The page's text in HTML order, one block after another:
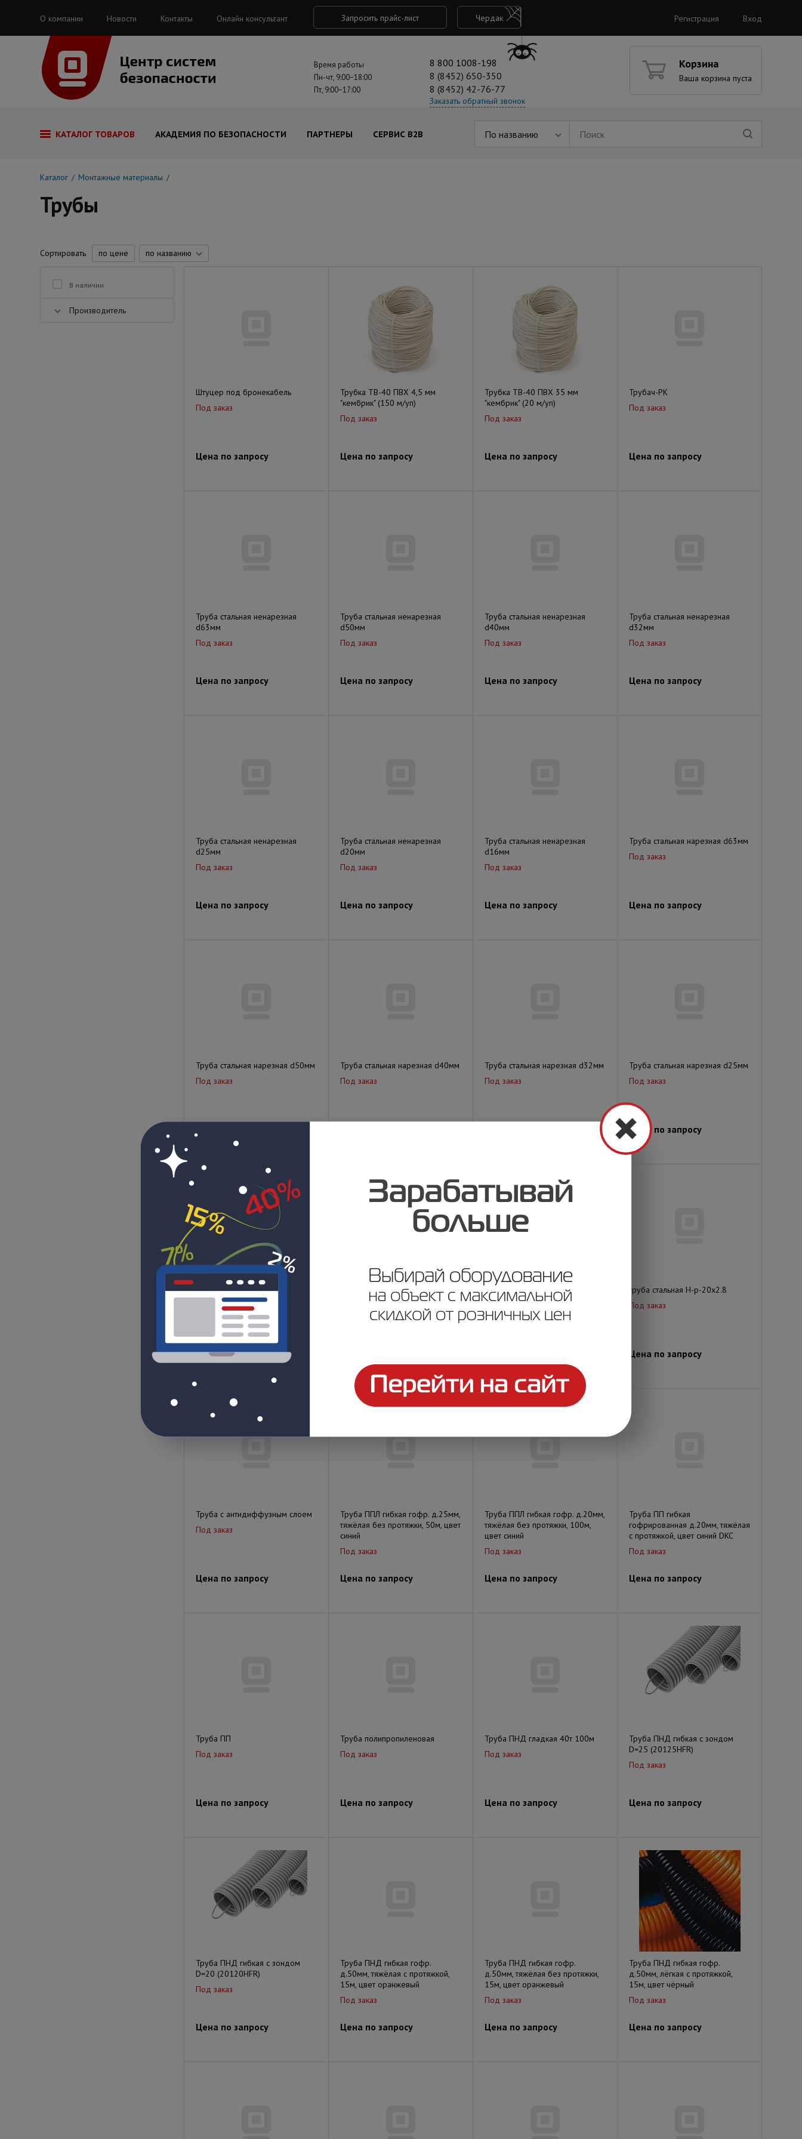
О компании Новости Контакты Онлайн консультант Запросить прайс-лист Чердак Регистрация Вход
Время работы
Пн-чт, 9:00−18:00
Пт, 9:00−17:00
8 800 1008-198
8 (8452) 650-350
8 (8452) 42-76-77
Заказать обратный звонок
Корзина
Ваша корзина пуста
КАТАЛОГ ТОВАРОВ АКАДЕМИЯ ПО БЕЗОПАСНОСТИ ПАРТНЕРЫ СЕРВИС B2B По названию
Каталог Монтажные материалы
Трубы
Сортировать по цене по названию
В наличии
Производитель
Штуцер под бронекабель
Под заказ
Цена по запросу
Трубка ТВ-40 ПВХ 4,5 мм
"кембрик" (150 м/уп)
Под заказ
Цена по запросу
Трубка ТВ-40 ПВХ 35 мм
"кембрик" (20 м/уп)
Под заказ
Цена по запросу
Трубач-РК
Под заказ
Цена по запросу
Труба стальная ненарезная
d63мм
Под заказ
Цена по запросу
Труба стальная ненарезная
d50мм
Под заказ
Цена по запросу
Труба стальная ненарезная
d40мм
Под заказ
Цена по запросу
Труба стальная ненарезная
d32мм
Под заказ
Цена по запросу
Труба стальная ненарезная
d25мм
Под заказ
Цена по запросу
Труба стальная ненарезная
d20мм
Под заказ
Цена по запросу
Труба стальная ненарезная
d16мм
Под заказ
Цена по запросу
Труба стальная нарезная d63мм
Под заказ
Цена по запросу
Труба стальная нарезная d50мм
Под заказ
Труба стальная нарезная d40мм
Под заказ
Труба стальная нарезная d32мм
Под заказ
Труба стальная нарезная d25мм
Под заказ
Цена по запросу
Труба стальная нарезная d20мм
Под заказ
Цена по запросу
Труба стальная нарезная d16мм
труба стальная Н-р-25х2.8
Под заказ
труба стальная Н-р-20х2.8
Под заказ
Цена по запросу
Труба с антидиффузным слоем
Под заказ
Цена по запросу
Труба ППЛ гибкая гофр. д.25мм,
тяжёлая без протяжки, 50м, цвет
синий
Под заказ
Цена по запросу
Труба ППЛ гибкая гофр. д.20мм,
тяжёлая без протяжки, 100м,
цвет синий
Под заказ
Цена по запросу
Труба ПП гибкая
гофрированная д.20мм, тяжёлая
с протяжкой, цвет синий DKC
Под заказ
Цена по запросу
Труба ПП
Под заказ
Цена по запросу
Труба полипропиленовая
Под заказ
Цена по запросу
Труба ПНД гладкая 40т 100м
Под заказ
Цена по запросу
Труба ПНД гибкая с зондом
D=25 (20125HFR)
Под заказ
Цена по запросу
Труба ПНД гибкая с зондом
D=20 (20120HFR)
Под заказ
Цена по запросу
Труба ПНД гибкая гофр.
д.50мм, тяжёлая с протяжкой,
15м, цвет оранжевый
Под заказ
Цена по запросу
Труба ПНД гибкая гофр.
д.50мм, тяжёлая без протяжки,
15м, цвет оранжевый
Под заказ
Цена по запросу
Труба ПНД гибкая гофр.
д.50мм, лёгкая с протяжкой,
15м, цвет чёрный
Под заказ
Цена по запросу